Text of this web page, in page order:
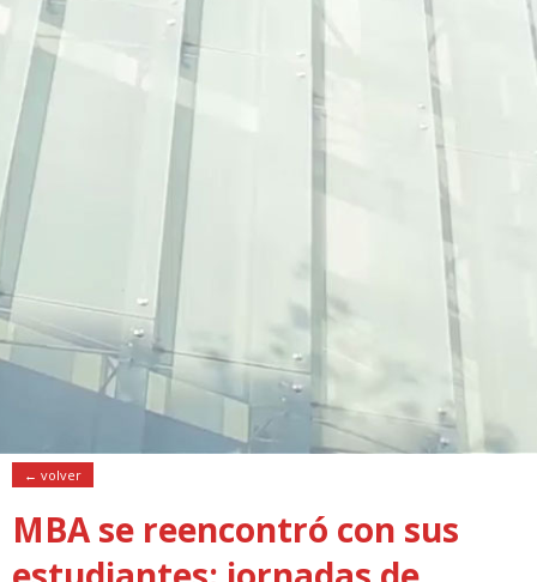
← volver
MBA se reencontró con sus